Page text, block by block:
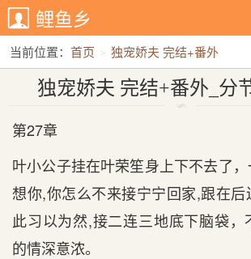
鲤鱼乡
当前位置： 首页
独宠娇夫 完结+番外
独宠娇夫 完结+番外_分节阅读_46
独宠娇夫 完结+番外_分
第27章
叶小公子挂在叶荣笙身上下不去了
想你,你怎么不来接宁宁回家,跟在
此习以为然,接二连三地底下脑袋，
的情深意浓。